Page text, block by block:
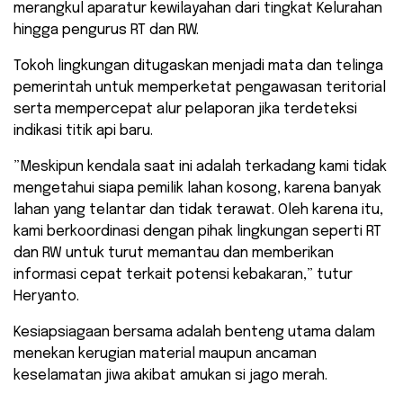
merangkul aparatur kewilayahan dari tingkat Kelurahan
hingga pengurus RT dan RW.
Tokoh lingkungan ditugaskan menjadi mata dan telinga
pemerintah untuk memperketat pengawasan teritorial
serta mempercepat alur pelaporan jika terdeteksi
indikasi titik api baru.
​”Meskipun kendala saat ini adalah terkadang kami tidak
mengetahui siapa pemilik lahan kosong, karena banyak
lahan yang telantar dan tidak terawat. Oleh karena itu,
kami berkoordinasi dengan pihak lingkungan seperti RT
dan RW untuk turut memantau dan memberikan
informasi cepat terkait potensi kebakaran,” tutur
Heryanto.
Kesiapsiagaan bersama adalah benteng utama dalam
menekan kerugian material maupun ancaman
keselamatan jiwa akibat amukan si jago merah.